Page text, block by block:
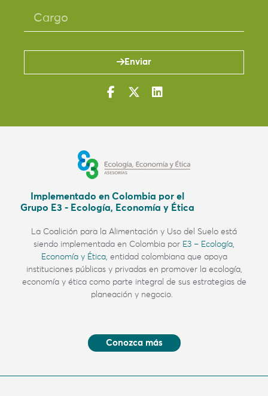
Enviar
Implementado en Colombia por el
Grupo E3 - Ecología, Economía y Ética
La Coalición para la Alimentación y Uso del Suelo está
siendo implementada en Colombia por E3 – Ecología,
Economía y Ética, entidad colombiana que apoya
instituciones públicas y privadas en promover la ecología,
economía y ética como parte integral de sus estrategias de
planeación y negocio.
Conozca más